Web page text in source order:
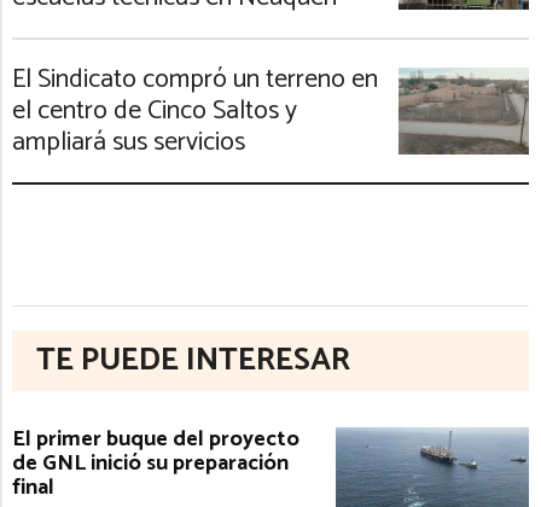
El Sindicato compró un terreno en
el centro de Cinco Saltos y
ampliará sus servicios
TE PUEDE INTERESAR
El primer buque del proyecto
de GNL inició su preparación
final